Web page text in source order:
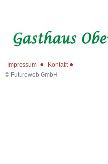
Impressum Kontakt
© Futureweb GmbH